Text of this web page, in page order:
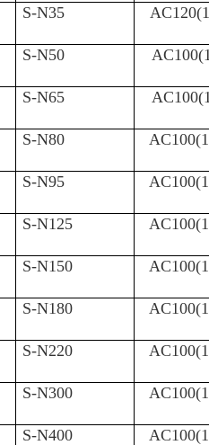
S-N35
S-N50
S-N65
S-N80
S-N95
S-N125
S-N150
S-N180
S-N220
S-N300
S-N400